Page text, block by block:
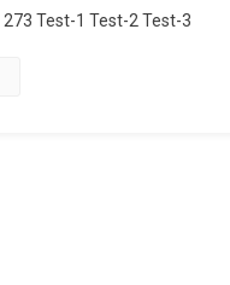
273 Test-1 Test-2 Test-3